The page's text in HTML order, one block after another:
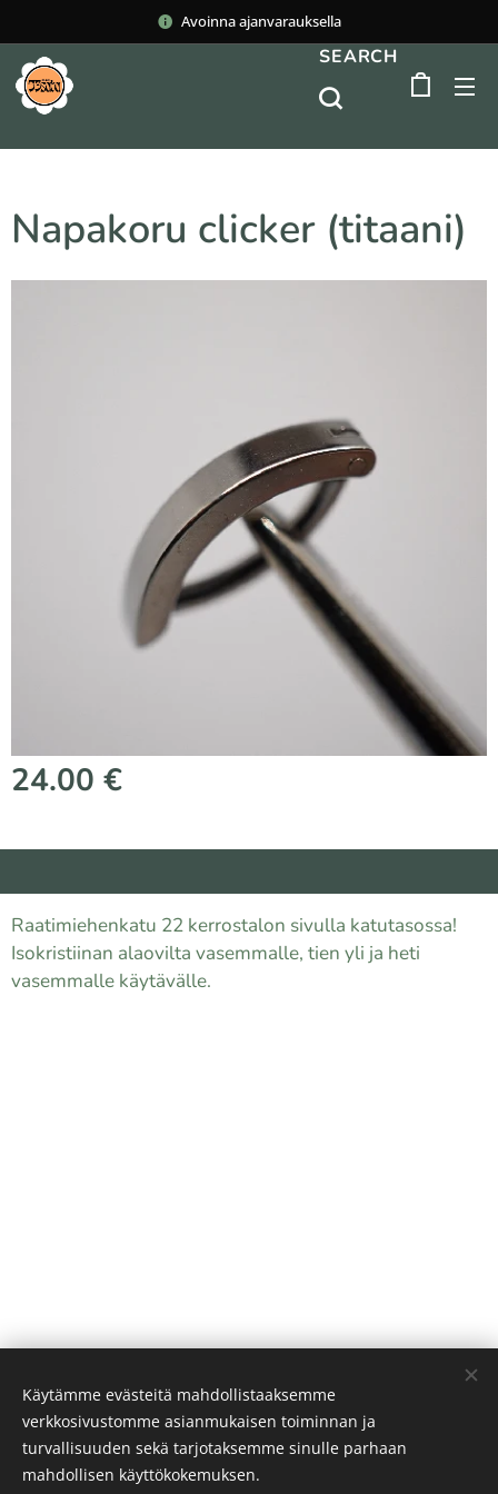
Avoinna ajanvarauksella
SEARCH
Napakoru clicker (titaani)
24.00 €
Raatimiehenkatu 22 kerrostalon sivulla katutasossa!
Isokristiinan alaovilta vasemmalle, tien yli ja heti
vasemmalle käytävälle.
Käytämme evästeitä mahdollistaaksemme
verkkosivustomme asianmukaisen toiminnan ja
turvallisuuden sekä tarjotaksemme sinulle parhaan
mahdollisen käyttökokemuksen.